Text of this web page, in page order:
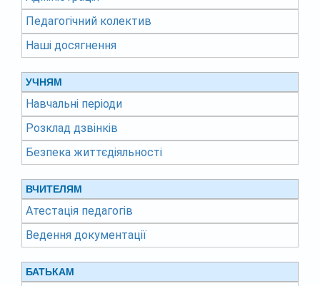
Педагогічний колектив
Наші досягнення
УЧНЯМ
Навчальні періоди
Розклад дзвінків
Безпека життєдіяльності
ВЧИТЕЛЯМ
Атестація педагогів
Ведення документації
БАТЬКАМ